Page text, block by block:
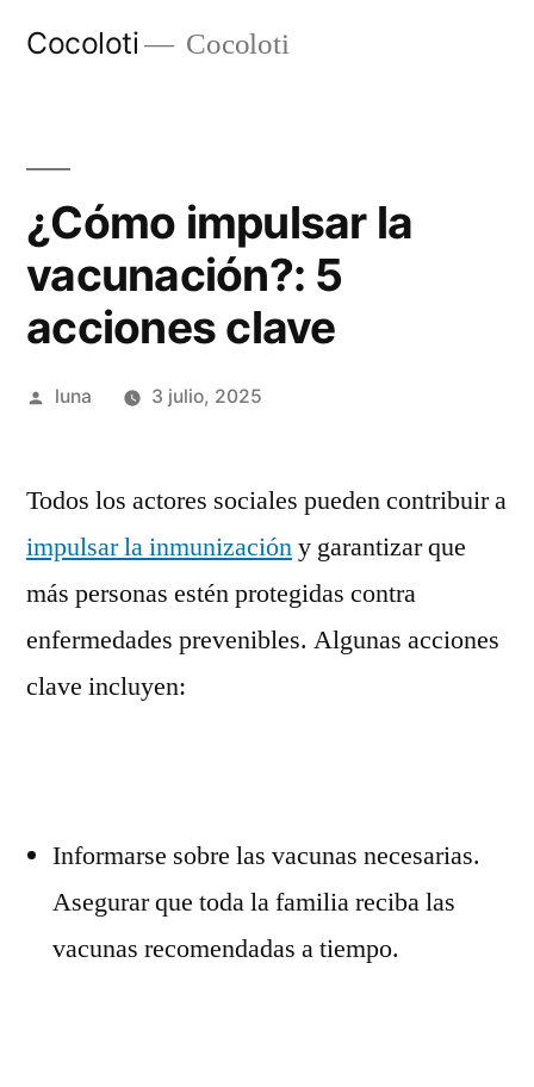
Cocoloti Cocoloti
¿Cómo impulsar la
vacunación?: 5
acciones clave
Publicado
luna 3 julio, 2025
Todos los actores sociales pueden contribuir a
impulsar la inmunizacióny garantizar que
más personas estén protegidas contra
enfermedades prevenibles. Algunas acciones
clave incluyen:
Informarse sobre las vacunas necesarias.
Asegurar que toda la familia reciba las
vacunas recomendadas a tiempo.